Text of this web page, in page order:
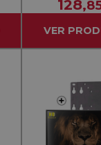
128
VER